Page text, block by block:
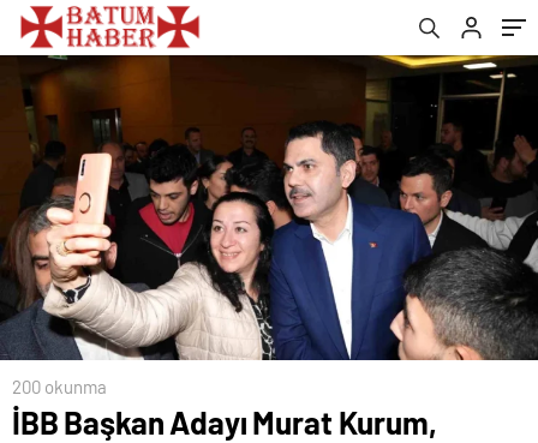
yönetimini eleştirdi
200 okunma
İBB Başkan Adayı Murat Kurum,